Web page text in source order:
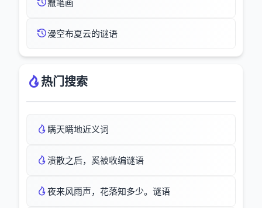
癙笔画
漫空布夏云的谜语
热门搜索
瞒天瞒地近义词
溃散之后，奚被收编谜语
夜来风雨声，花落知多少。谜语